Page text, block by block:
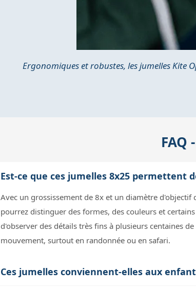
Ergonomiques et robustes, les jumelles Kite
FAQ
Est-ce que ces jumelles 8x25 permettent
Avec un grossissement de 8x et un diamètre
pourrez distinguer des formes, des couleurs et
d'observer des détails très fins à plusieurs centaines
mouvement, surtout en randonnée ou en safari.
Ces jumelles conviennent-elles aux